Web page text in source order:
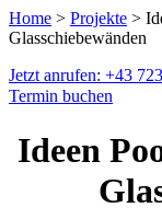
Home > Projekte >
Glasschiebewänden
Jetzt anrufen: +43
Termin buchen
Ideen